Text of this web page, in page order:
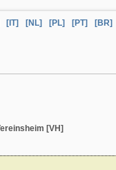
[IT] [NL] [PL] [PT] [BR]
[VH]